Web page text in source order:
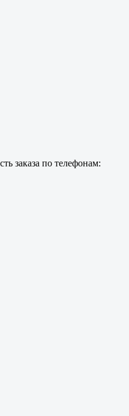
заказа по телефонам: